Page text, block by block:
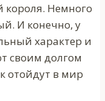
короля. Немного
И конечно, у
характер и
своим долгом
отойдут в мир